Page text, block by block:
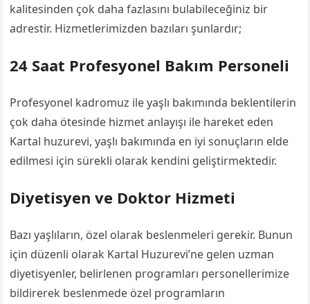
kalitesinden çok daha fazlasını bulabileceğiniz bir
adrestir. Hizmetlerimizden bazıları şunlardır;
24 Saat Profesyonel Bakım Personeli
Profesyonel kadromuz ile yaşlı bakımında beklentilerin
çok daha ötesinde hizmet anlayışı ile hareket eden
Kartal huzurevi, yaşlı bakımında en iyi sonuçların elde
edilmesi için sürekli olarak kendini geliştirmektedir.
Diyetisyen ve Doktor Hizmeti
Bazı yaşlıların, özel olarak beslenmeleri gerekir. Bunun
için düzenli olarak Kartal Huzurevi’ne gelen uzman
diyetisyenler, belirlenen programları personellerimize
bildirerek beslenmede özel programların